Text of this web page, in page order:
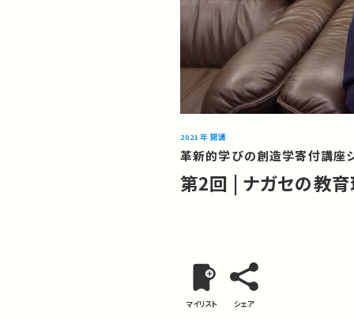
2021年 開講
革新的学びの創造学寄付講座
第2回 | ナガセの教
マイリスト シェア